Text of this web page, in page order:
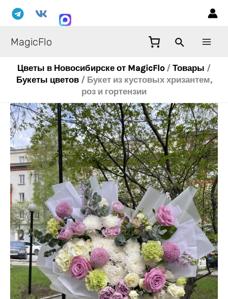
Перейти
MagicFlo
Цветы в Новосибирске от MagicFlo/ Товары /
Букеты цветов/ Букет из кустовых хризантем,
роз и гортензии